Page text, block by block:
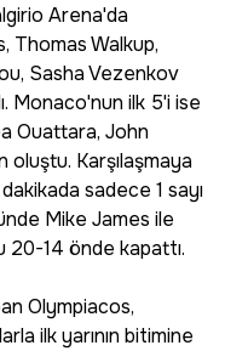
Arena'da
Thomas Walkup,
Sasha Vezenkov
Monaco'nun ilk 5'i ise
Ouattara, John
Karşılaşmaya
sadece 1 sayı
Mike James ile
20-14 önde kapattı.
Olympiacos,
ilk yarının bitimine